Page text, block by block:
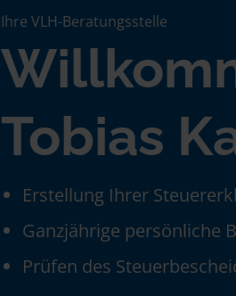
Ihre VLH-Beratungsstelle
Tobias
Erstellung Ihrer
Ganzjährige persönliche
Prüfen des